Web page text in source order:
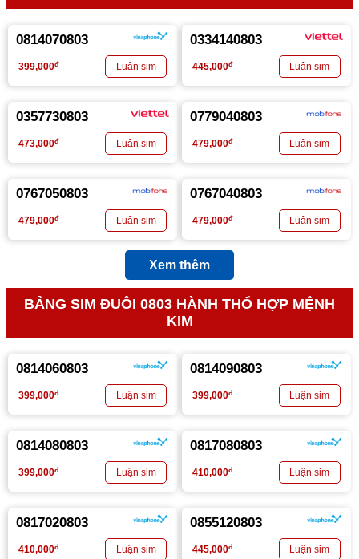
0814070803
399,000đ
0334140803
445,000đ
0357730803
473,000đ
0779040803
479,000đ
0767050803
479,000đ
0767040803
479,000đ
Xem thêm
BẢNG SIM ĐUÔI 0803 HÀNH THỔ HỢP MỆNH
KIM
0814060803
399,000đ
0814090803
399,000đ
0814080803
399,000đ
0817080803
410,000đ
0817020803
410,000đ
0855120803
445,000đ